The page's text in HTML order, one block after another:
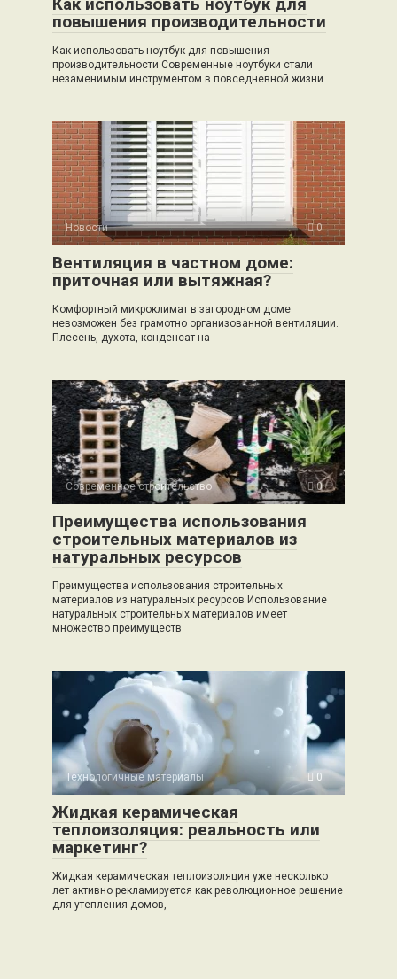
повышения производительности
Как использовать ноутбук для повышения
производительности Современные ноутбуки стали
незаменимым инструментом в повседневной жизни.
Новости 0
Вентиляция в частном доме:
приточная или вытяжная?
Комфортный микроклимат в загородном доме
невозможен без грамотно организованной вентиляции.
Плесень, духота, конденсат на
Современное строительство 0
Преимущества использования
строительных материалов из
натуральных ресурсов
Преимущества использования строительных
материалов из натуральных ресурсов Использование
натуральных строительных материалов имеет
множество преимуществ
Технологичные материалы 0
Жидкая керамическая
теплоизоляция: реальность или
маркетинг?
Жидкая керамическая теплоизоляция уже несколько
лет активно рекламируется как революционное решение
для утепления домов,